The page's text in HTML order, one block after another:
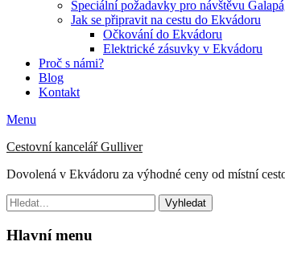
Speciální požadavky pro návštěvu
Jak se připravit na cestu do Ekvádoru
Očkování do Ekvádoru
Elektrické zásuvky v Ekvádoru
Proč s námi?
Blog
Kontakt
E-
Telefon
Menu
Cestovní kancelář Gulliver
Dovolená v Ekvádoru za výhodné ceny od místní
Hledat:
Hlavní menu